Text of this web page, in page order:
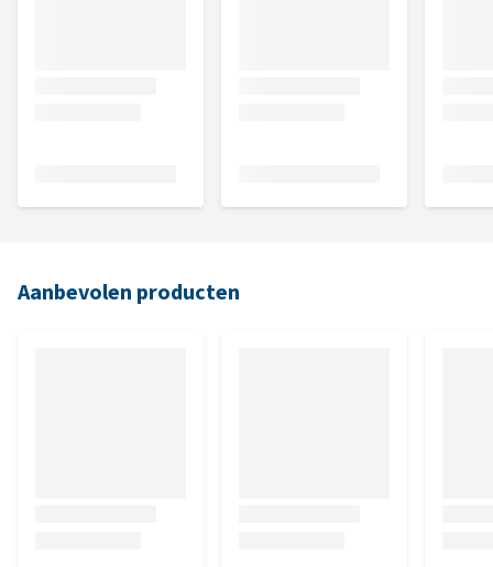
Aanbevolen producten